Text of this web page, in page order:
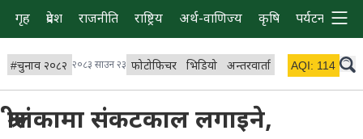
गृह प्रदेश राजनीति राष्ट्रिय अर्थ-वाणिज्य कृषि पर्यटन प्रवास
#चुनाव २०८२ २०८३ साउन २३ फोटोफिचर भिडियो अन्तरवार्ता विचार/ब्लग
AQI: 114
श्रीलंकामा संकटकाल लगाइने,